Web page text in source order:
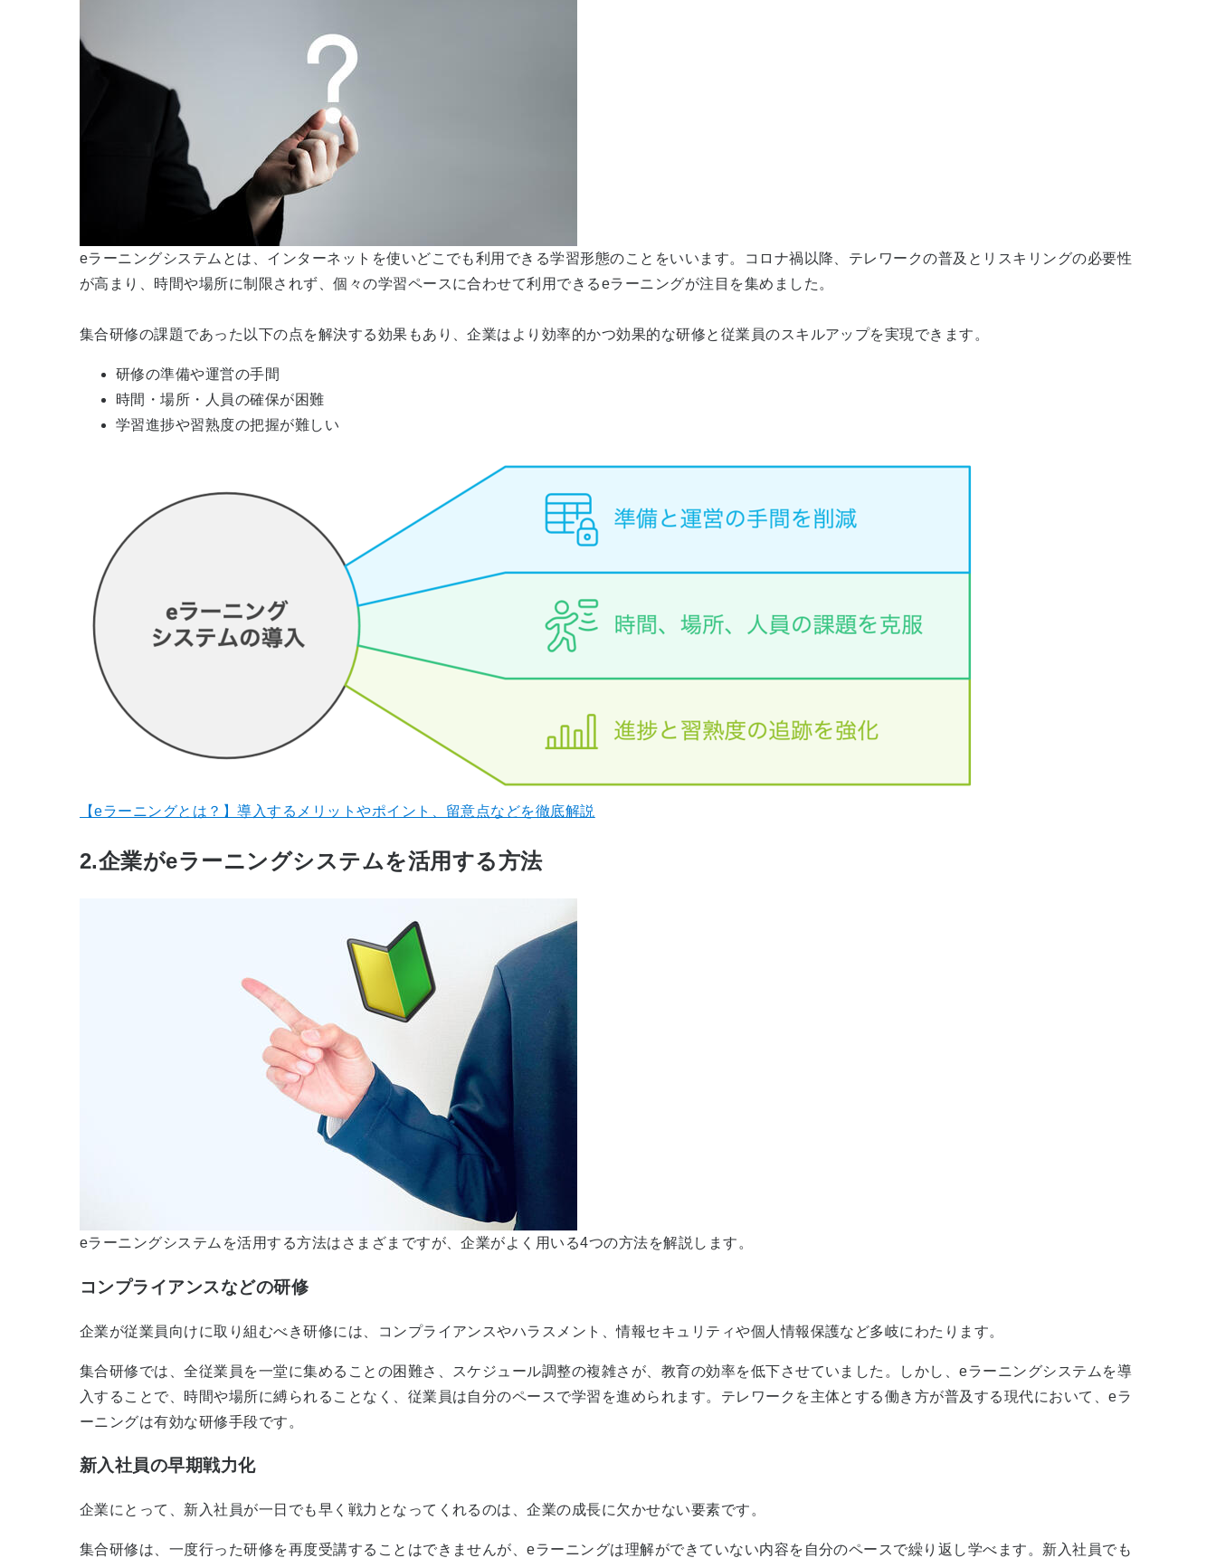
eラーニングシステムとは、インターネットを使いどこでも利用できる学習形態のことをいいます。コロナ禍以降、テレワークの普及とリスキリングの必要性
が高まり、時間や場所に制限されず、個々の学習ペースに合わせて利用できるeラーニングが注目を集めました。
集合研修の課題であった以下の点を解決する効果もあり、企業はより効率的かつ効果的な研修と従業員のスキルアップを実現できます。
研修の準備や運営の手間
時間・場所・人員の確保が困難
学習進捗や習熟度の把握が難しい
【eラーニングとは？】導入するメリットやポイント、留意点などを徹底解説
2.企業がeラーニングシステムを活用する方法
eラーニングシステムを活用する方法はさまざまですが、企業がよく用いる4つの方法を解説します。
コンプライアンスなどの研修
企業が従業員向けに取り組むべき研修には、コンプライアンスやハラスメント、情報セキュリティや個人情報保護など多岐にわたります。
集合研修では、全従業員を一堂に集めることの困難さ、スケジュール調整の複雑さが、教育の効率を低下させていました。しかし、eラーニングシステムを導
入することで、時間や場所に縛られることなく、従業員は自分のペースで学習を進められます。テレワークを主体とする働き方が普及する現代において、eラ
ーニングは有効な研修手段です。
新入社員の早期戦力化
企業にとって、新入社員が一日でも早く戦力となってくれるのは、企業の成長に欠かせない要素です。
集合研修は、一度行った研修を再度受講することはできませんが、eラーニングは理解ができていない内容を自分のペースで繰り返し学べます。新入社員でも